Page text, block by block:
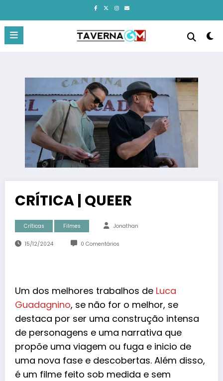
o
conteúdo
CRÍTICA | QUEER
Críticas Filmes Jonathan
15/12/2024 0 Comentários
Um dos melhores trabalhos de Luca
Guadagnino, se não for o melhor, se
destaca por ser uma construção intensa
de personagens e uma narrativa que
propõe uma viagem ou fuga e inicio de
uma nova fase e descobertas. Além disso,
é um filme feito sob medida e sem